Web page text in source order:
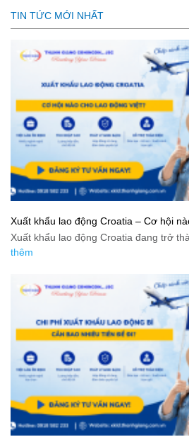
TIN TỨC MỚI NHẤT
Xuất khẩu lao động Croatia – Cơ hội
Xuất khẩu lao động Croatia đang trở
thêm